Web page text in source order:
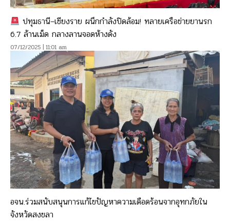
ปทุมธานี–เชียงราย ผนึกกำลังปิดล้อม! ทลายเครือข่ายยานรก
6.7 ล้านเม็ด กลางลานจอดห้างดัง
07/12/2025 | 11:01 am
อจน.ร่วมสนับสนุนการแก้ไขปัญหาความเดือดร้อนจากอุทกภัยใน
จังหวัดสงขลา